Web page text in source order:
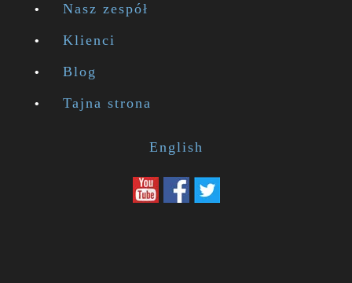
Nasz zespół
Klienci
Blog
Tajna strona
English